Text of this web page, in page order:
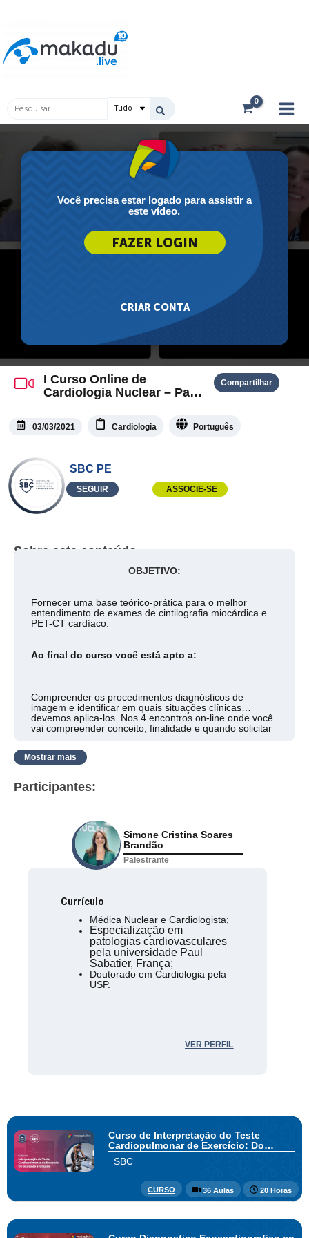
conteúdo
Pesquisar
...
Você precisa estar logado para assistir a
este vídeo.
I Curso Online de
Cardiologia Nuclear – Parte
Compartilhar
03/03/2021 Cardiologia Português
SBC PE
SEGUIR ASSOCIE-SE
Sobre este conteúdo
OBJETIVO:
Fornecer uma base teórico-prática para o melhor
entendimento de exames de cintilografia miocárdica e
PET-CT cardíaco.
Ao final do curso você está apto a:
Compreender os procedimentos diagnósticos de
imagem e identificar em quais situações clínicas
devemos aplica-los. Nos 4 encontros on-line onde você
vai compreender conceito, finalidade e quando solicitar
cardíaco.
Mostrar mais
Participantes:
Simone Cristina Soares
Brandão
Palestrante
Currículo
Médica Nuclear e Cardiologista;
Especialização em
patologias cardiovasculares
pela universidade Paul
Sabatier, França;
Doutorado em Cardiologia pela
USP.
VER PERFIL
Curso de Interpretação do Teste
Cardiopulmonar de Exercício: Do
básico ao avançado
SBC
CURSO 36 Aulas 20 Horas